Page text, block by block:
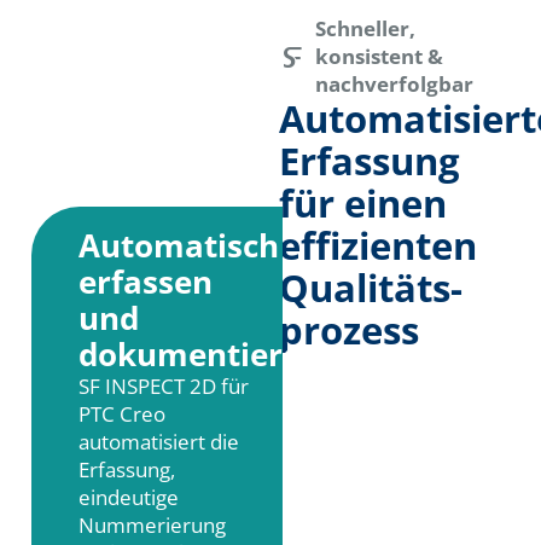
Schneller,
konsistent &
nachverfolgbar
Erfassung
für einen
effi­zienten
Qualitäts­
prozess
Automatisch
erfassen
und
dokumentieren
SF INSPECT 2D für
PTC Creo
automatisiert die
Erfassung,
eindeutige
Nummerierung